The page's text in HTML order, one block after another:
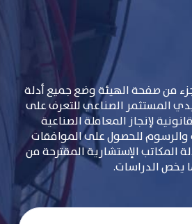
من صفحة الهيئة وضع جميع أدلة
المستثمر الصناعي للتعرف على
لإنجاز المعاملة الصناعية
والرسوم للحصول على الموافقات
المكاتب الإستشارية المقترحة من
يخص الدراسات.